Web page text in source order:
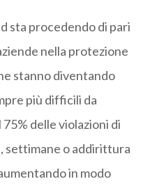
sta procedendo di pari
nella protezione
stanno diventando
più difficili da
delle violazioni di
settimane o addirittura
in modo